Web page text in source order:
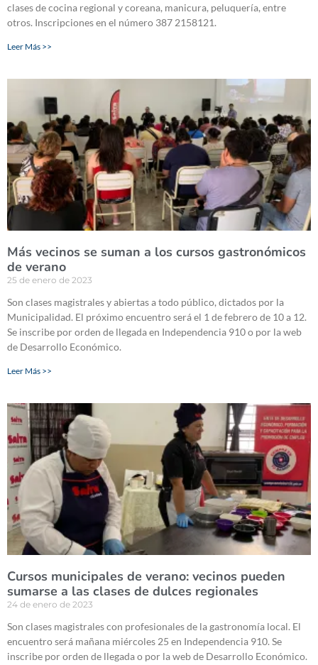
clases de cocina regional y coreana, manicura, peluquería, entre
otros. Inscripciones en el número 387 2158121.
Leer Más >>
Más vecinos se suman a los cursos gastronómicos
de verano
25 de enero de 2023
Son clases magistrales y abiertas a todo público, dictados por la
Municipalidad. El próximo encuentro será el 1 de febrero de 10 a 12.
Se inscribe por orden de llegada en Independencia 910 o por la web
de Desarrollo Económico.
Leer Más >>
Cursos municipales de verano: vecinos pueden
sumarse a las clases de dulces regionales
24 de enero de 2023
Son clases magistrales con profesionales de la gastronomía local. El
encuentro será mañana miércoles 25 en Independencia 910. Se
inscribe por orden de llegada o por la web de Desarrollo Económico.